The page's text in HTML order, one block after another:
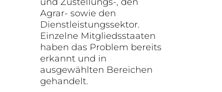
Agrar- sowie den
Dienstleistungssektor.
Einzelne Mitgliedsstaaten
haben das Problem bereits
erkannt und in
ausgewählten Bereichen
gehandelt.